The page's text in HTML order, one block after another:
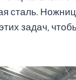
сталь.
задач,